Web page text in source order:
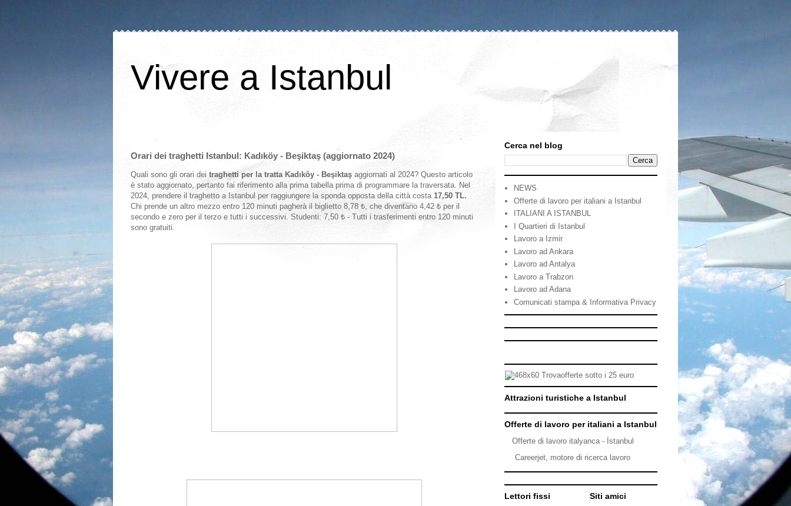
Vivere a Istanbul
Orari dei traghetti Istanbul: Kadıköy - Beşiktaş (aggiornato 2024)
Quali sono gli orari dei traghetti per la tratta Kadıköy - Beşiktaş aggiornati al 2024? Questo articolo
è stato aggiornato, pertanto fai riferimento alla prima tabella prima di programmare la traversata. Nel
2024, prendere il traghetto a Istanbul per raggiungere la sponda opposta della città costa 17,50 TL.
Chi prende un altro mezzo entro 120 minuti pagherà il biglietto 8,78 ₺, che diventano 4,42 ₺ per il
secondo e zero per il terzo e tutti i successivi. Studenti: 7,50 ₺ - Tutti i trasferimenti entro 120 minuti
sono gratuiti.
Cerca nel blog
NEWS
Offerte di lavoro per italiani a Istanbul
ITALIANI A ISTANBUL
I Quartieri di Istanbul
Lavoro a Izmir
Lavoro ad Ankara
Lavoro ad Antalya
Lavoro a Trabzon
Lavoro ad Adana
Comunicati stampa & Informativa Privacy
Attrazioni turistiche a Istanbul
Offerte di lavoro per italiani a Istanbul
Offerte di lavoro italyanca - İstanbul
Careerjet, motore di ricerca lavoro
Lettori fissi Siti amici